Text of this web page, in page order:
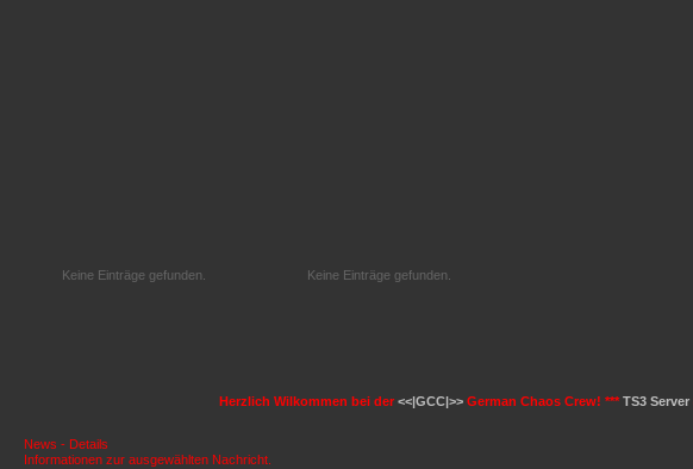
Keine Einträge gefunden. Keine Einträge gefunden.
Herzlich Wilkommen bei der <<|GCC|>> German Chaos Crew! *** TS3 Server
News - Details
Informationen zur ausgewählten Nachricht.